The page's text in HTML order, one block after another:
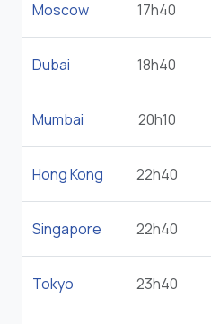
Moscow 17h40
Dubai 18h40
Mumbai 20h10
Hong Kong 22h40
Singapore 22h40
Tokyo 23h40